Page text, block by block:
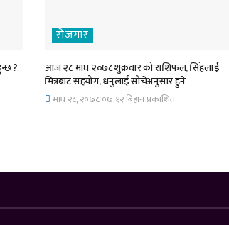
?
रोजगार
आज २८ माघ २०७८ शुक्रवार को राशिफल, सिंहलाई
मित्रबाट सहयोग, धनुलाई सोचेअनुसार हुने
माघ २८, २०७८ ०७;१२ बिहान प्रकाशित